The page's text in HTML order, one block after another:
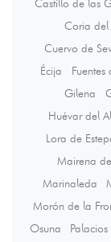
Castillo de las
Coria del
Cuervo de
Écija
Gilena
Huévar del
Lora de
Mairena
Marinaleda
Morón de la
Osuna